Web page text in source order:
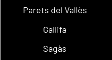
Parets del Vallès
Gallifa
Sagàs